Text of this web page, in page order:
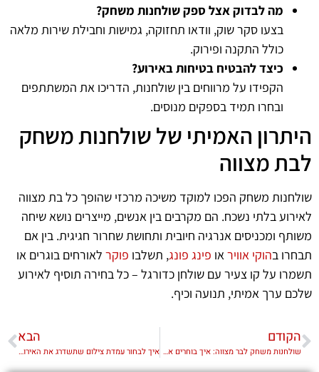
מה לבדוק אצל ספק שולחנות משחק?
בצעו סקר שוק, וודאו תחזוקה, גמישות וחבילת שירות מלאה
כולל התקנה ופירוק.
כיצד להבטיח בטיחות באירוע?
הקפידו על מרווחים בין שולחנות, הדריכו את המשתתפים
ובחרו תמיד בספקים מנוסים.
היתרון האמיתי של שולחנות משחק
לבת מצווה
שולחנות משחק הפכו למוקד משיכה מרכזי שהופך כל בת מצווה
לאירוע בלתי נשכח. הם מקרבים בין אנשים, מייצרים נושא שיחה
משותף ומכניסים אנרגיה חיובית ותחושת שחרור חגיגית. בין אם
תבחרו בהוקי אוויר או פינג פונג, תשלבו פוקר לאורחים בוגרים או
תשמרו על קו צעיר עם שולחן כדורגל – כל בחירה תוסיף לאירוע
שלכם ערך אמיתי, תנועה וכיף.
הקודם
שולחנות משחק לבר מצווה: איך בוחרים את הפינוקים שהילדים עפים עליהם?
הבא
איך לבחור עמדת צילום שתשדרג את האירוע שלך